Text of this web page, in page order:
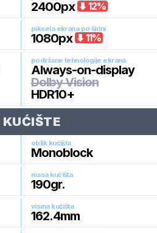
2400px 12%
piksela ekrana po širini
1080px 11%
podržane tehnologije ekrana
Always-on-display
Dolby Vision
HDR10+
KUĆIŠTE
oblik kućišta
Monoblock
masa kućišta
190gr.
visina kućišta
162.4mm